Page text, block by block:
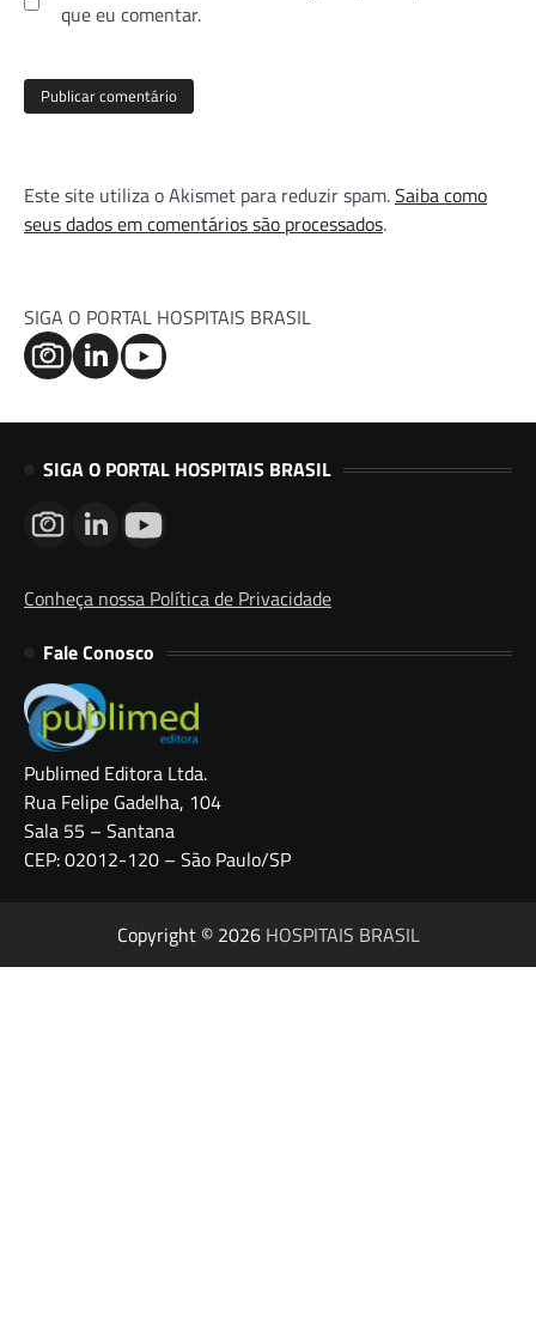
que eu comentar.
Este site utiliza o Akismet para reduzir spam.Saiba como
seus dados em comentários são processados.
SIGA O PORTAL HOSPITAIS BRASIL
SIGA O PORTAL HOSPITAIS BRASIL
Conheça nossa Política de Privacidade
Fale Conosco
Publimed Editora Ltda.
Rua Felipe Gadelha, 104
Sala 55 – Santana
CEP: 02012-120 – São Paulo/SP
Copyright © 2026 HOSPITAIS BRASIL